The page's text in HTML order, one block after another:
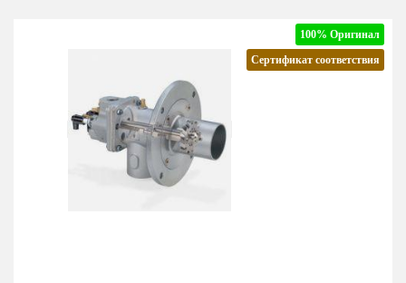
100% Оригинал
Сертификат соответствия